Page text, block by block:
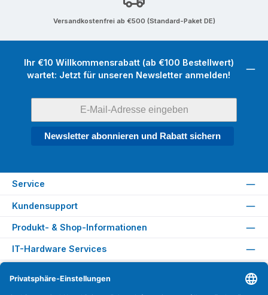
Versandkostenfrei ab €500 (Standard-Paket DE)
Ihr €10 Willkommensrabatt (ab €100 Bestellwert)
wartet: Jetzt für unseren Newsletter anmelden!
Newsletter abonnieren und Rabatt sichern
Service
Kundensupport
Produkt- & Shop-Informationen
IT-Hardware Services
Versandarten